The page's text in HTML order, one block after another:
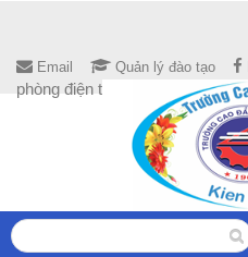
Email Quản lý đào tạo
phòng điện tử